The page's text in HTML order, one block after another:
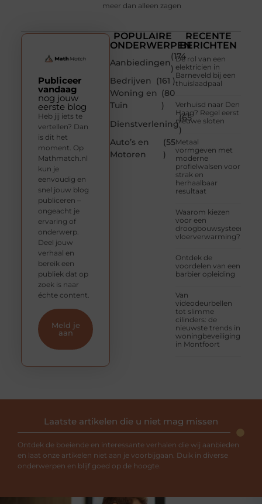
meer dan alleen zagen
POPULAIRE
ONDERWERPEN
Aanbiedingen
(174
)
Bedrijven
(161 )
Woning en
Tuin
(80
)
Dienstverlening
(65
)
Auto’s en
Motoren
(55
)
RECENTE
BERICHTEN
De rol van een
elektricien in
Barneveld bij een
thuislaadpaal
Verhuisd naar Den
Haag? Regel eerst
nieuwe sloten
Metaal
vormgeven met
moderne
profielwalsen voor
strak en
herhaalbaar
resultaat
Waarom kiezen
voor een
droogbouwsysteem
vloerverwarming?
Ontdek de
voordelen van een
barbier opleiding
Van
videodeurbellen
tot slimme
cilinders: de
nieuwste trends in
woningbeveiliging
in Montfoort
Publiceer
vandaag
nog jouw
eerste blog
Heb jij iets te
vertellen? Dan
is dit het
moment. Op
Mathmatch.nl
kun je
eenvoudig en
snel jouw blog
publiceren –
ongeacht je
ervaring of
onderwerp.
Deel jouw
verhaal en
bereik een
publiek dat op
zoek is naar
échte content.
Meld je
aan
Laatste artikelen die u niet mag missen
Ontdek de boeiende en interessante verhalen die wij aanbieden
en laat onze artikelen niet aan je voorbijgaan. Duik in diverse
onderwerpen en blijf goed op de hoogte.